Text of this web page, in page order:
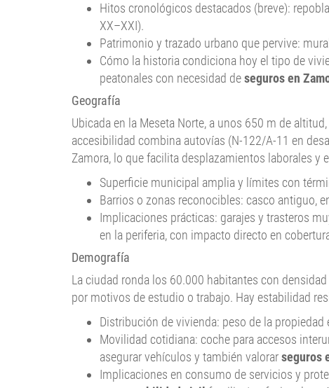
Hitos cronológicos destacados (breve):
XX–XXI).
Patrimonio y trazado urbano que pervive:
Cómo la historia condiciona hoy el tipo de
peatonales con necesidad deseguros en
Geografía
Ubicada en la Meseta Norte, a unos 650 m de
accesibilidad combina autovías (N-122/A-11 en
Zamora, lo que facilita desplazamientos laborales y
Superficie municipal amplia y límites con
Barrios o zonas reconocibles: casco antiguo,
Implicaciones prácticas: garajes y trasteros
en la periferia, con impacto directo en
Demografía
La ciudad ronda los 60.000 habitantes con
por motivos de estudio o trabajo. Hay estabilidad
Distribución de vivienda: peso de la
Movilidad cotidiana: coche para accesos
asegurar vehículos y también valorarseguros
Implicaciones en consumo de servicios y